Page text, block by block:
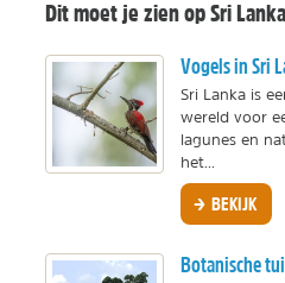
Dit moet je zien op Sri Lanka
Vogels in Sri
Sri Lanka is
wereld voor
lagunes en
het...
BEKIJK
Botanische